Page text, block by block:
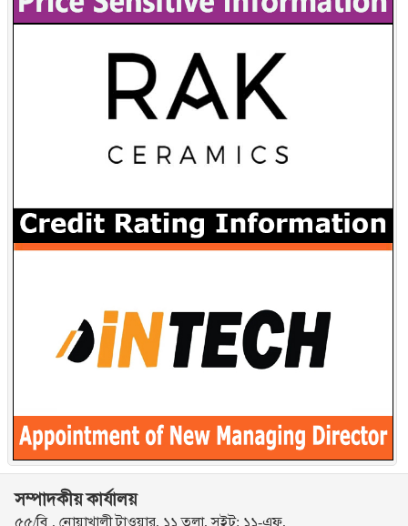
সম্পাদকীয় কার্যালয়
৫৫/বি , নোয়াখালী টাওয়ার, ১১ তলা, সুইট: ১১-এফ,